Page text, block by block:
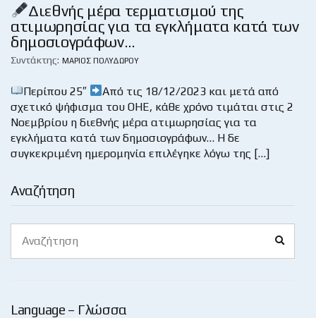
Αναζήτηση
for:
Language – Γλώσσα
Διεθνής μέρα τερματισμού της
ατιμωρησίας για τα εγκλήματα κατά των
δημοσιογράφων…
Συντάκτης: ΜΆΡΙΟΣ ΠΟΛΥΔΏΡΟΥ
Περίπου 25″
Από τις 18/12/2023 και μετά από
σχετικό ψήφισμα του ΟΗΕ, κάθε χρόνο τιμάται στις 2
Νοεμβρίου η διεθνής μέρα ατιμωρησίας για τα
εγκλήματα κατά των δημοσιογράφων… Η δε
συγκεκριμένη ημερομηνία επιλέγηκε λόγω της […]